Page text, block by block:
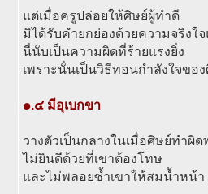
แต่เมื่อครูปล่อยให้ศิษย์ผู้ทำดี
มิได้รับคำยกย่องด้วยความจริงใ
นี่นับเป็นความผิดที่ร้ายแรงยิ่ง
เพราะนั่นเป็นวิธีทอนกำลังใจขอ
๑.๔ มีอุเบกขา
วางตัวเป็นกลางในเมื่อศิษย์ทำผิ
ไม่ยินดีด้วยที่เขาต้องโทษ
และไม่พลอยซ้ำเขาให้สมน้ำหน้า